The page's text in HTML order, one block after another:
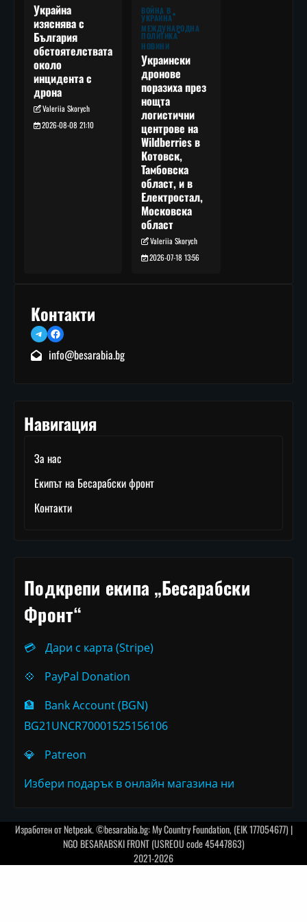
Украйна
изяснява с
България
обстоятелствата
около
инцидента с
дрона
Valeriia Skorych
2026-08-08 21:10
ВОЙНА В
УКРАЙНА
МЕЖДУНАРОДНА
ПОЛИТИКА
НОВИНИ
Украински
дронове
поразиха през
нощта
логистични
центрове на
Wildberries в
Котовск,
Тамбовска
област, и в
Електростал,
Московска
област
Valeriia Skorych
2026-07-18 13:56
Контакти
TelegramFacebook
info@besarabia.bg
Навигация
За нас
Екипът на Бесарабски фронт
Контакти
Подкрепи екипа „Бесарабски
Фронт“
💳
Дари с карта (Stripe)
💠
PayPal Donation
🏦
Bank Account (BGN)
BG21UNCR70001525156106
💎
Patreon
Избери подарък в онлайн магазина ни
Изработен отNetpeak. ©besarabia.bg: My Country Foundation, (EIK 177054677) |
NGO BESARABSKI FRONT (USREOU code 45447863)
2021-2026